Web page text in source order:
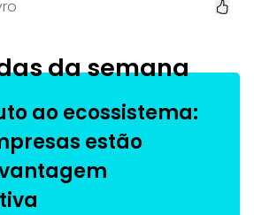
da semana
ao ecossistema:
estão